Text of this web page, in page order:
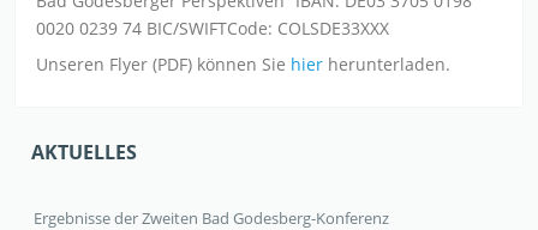
0020 0239 74 BIC/SWIFTCode: COLSDE33XXX
Unseren Flyer (PDF) können Sie hier herunterladen.
AKTUELLES
Ergebnisse der Zweiten Bad Godesberg-Konferenz